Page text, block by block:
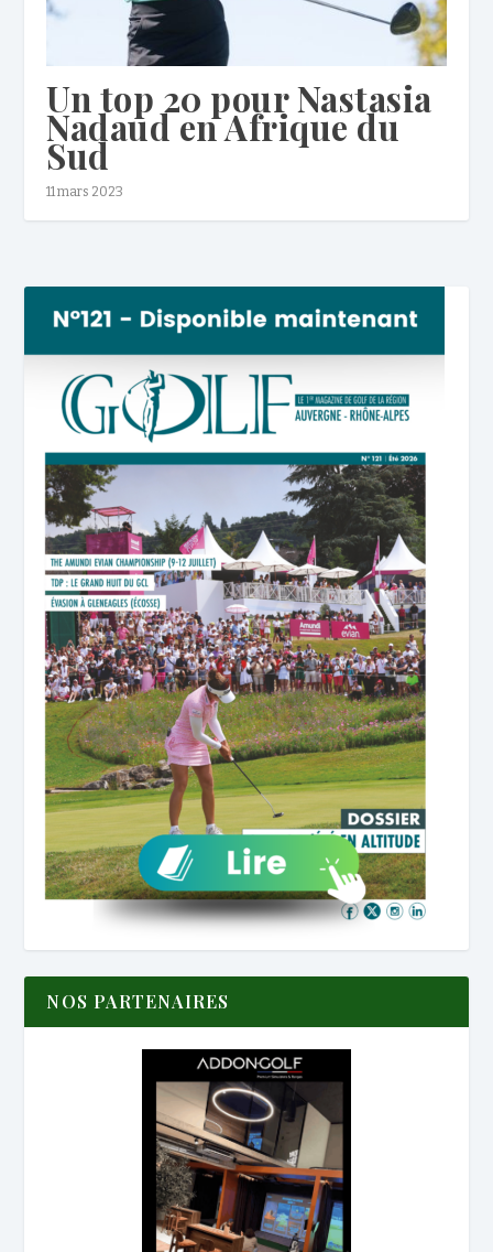
Un top 20 pour Nastasia
Nadaud en Afrique du
Sud
11 mars 2023
NOS PARTENAIRES